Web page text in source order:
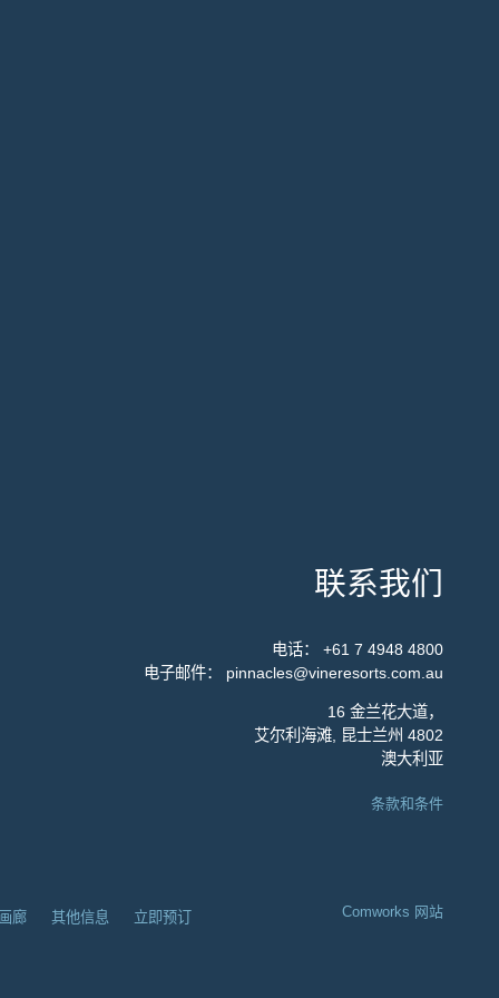
联系我们
电话： +61 7 4948 4800
电子邮件： pinnacles@vineresorts.com.au
16 金兰花大道，
艾尔利海滩, 昆士兰州 4802
澳大利亚
条款和条件
廊 其他信息 立即预订 Comworks 网站